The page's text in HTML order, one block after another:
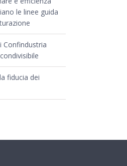
le linee guida
Confindustria
fiducia dei